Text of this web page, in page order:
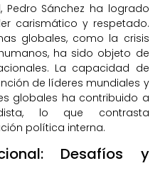
Pedro Sánchez ha logrado
carismático y respetado.
globales, como la crisis
ha sido objeto de
La capacidad de
de líderes mundiales y
globales ha contribuido a
lo que contrasta
política interna.
Desafíos y